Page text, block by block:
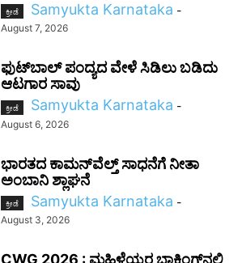
ಕ್ರೀಡೆ Samyukta Karnataka -
August 7, 2026
ಫುಟ್‌ಬಾಲ್ ಪಂದ್ಯದ ವೇಳೆ ಸಿಡಿಲು ಬಡಿದು
ಆಟಗಾರ ಸಾವು
ಕ್ರೀಡೆ Samyukta Karnataka -
August 6, 2026
ಭಾರತದ ಕಾಮನ್‌ವೆಲ್ತ್ ಸಾಧನೆಗೆ ನೀತಾ
ಅಂಬಾನಿ ಶ್ಲಾಘನೆ
ಕ್ರೀಡೆ Samyukta Karnataka -
August 3, 2026
CWG 2026 : ಮಹಿಳೆಯರ ಬಾಕ್ಸಿಂಗ್‌ನಲ್ಲಿ